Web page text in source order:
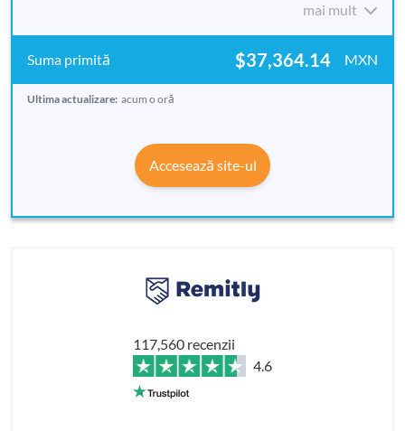
mai mult
$37,364.14 MXN
Ultima actualizare: acum o oră
Accesează site-ul
117,560 recenzii
4.6